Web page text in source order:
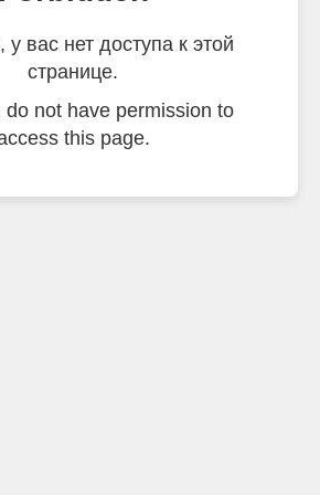
у вас нет доступа к этой
странице.
do not have permission to
this page.